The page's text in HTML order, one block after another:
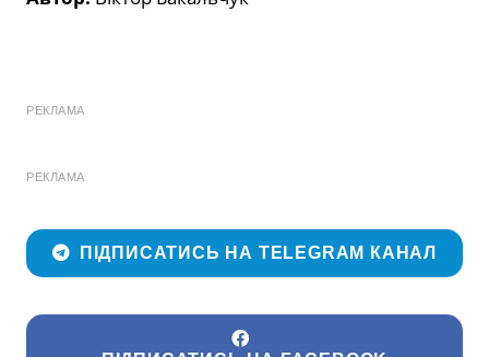
РЕКЛАМА
РЕКЛАМА
ПІДПИСАТИСЬ НА TELEGRAM КАНАЛ